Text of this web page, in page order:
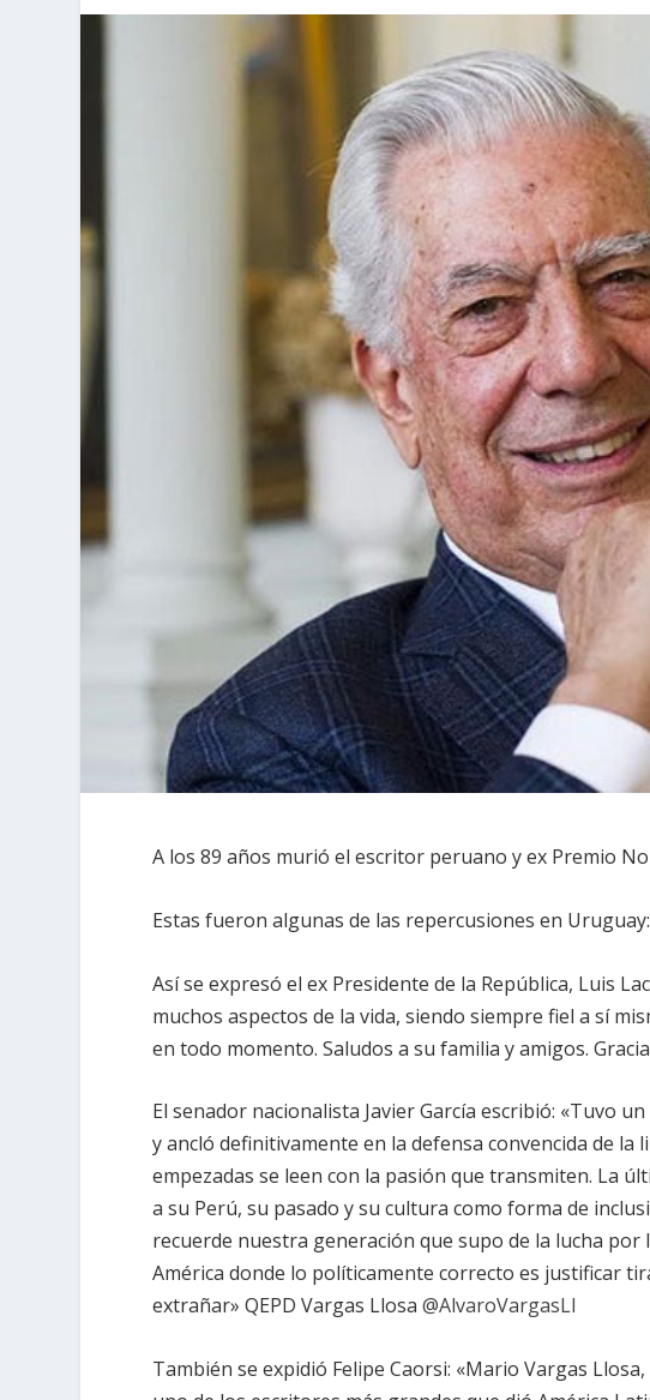
A los 89 años murió el escritor peruano y ex Premio
Estas fueron algunas de las repercusiones en Uruguay:
Así se expresó el ex Presidente de la República, Luis
muchos aspectos de la vida, siendo siempre fiel a sí
en todo momento. Saludos a su familia y amigos.
El senador nacionalista Javier García escribió: «Tuvo
y ancló definitivamente en la defensa convencida de la
empezadas se leen con la pasión que transmiten. La
a su Perú, su pasado y su cultura como forma de
recuerde nuestra generación que supo de la lucha
América donde lo políticamente correcto es justificar
extrañar» QEPD Vargas Llosa@AlvaroVargasLl
También se expidió Felipe Caorsi: «Mario Vargas